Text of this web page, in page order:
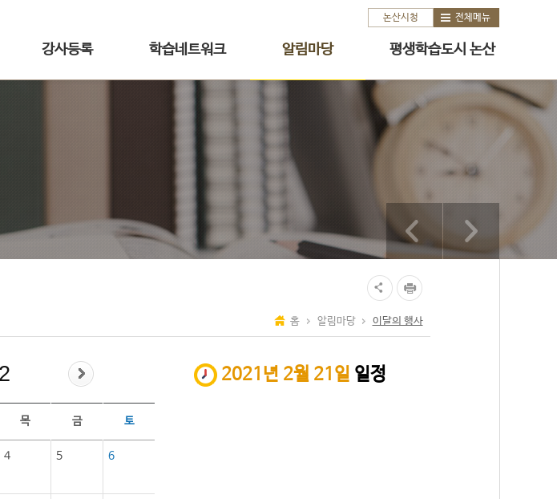
논산시청 전체메뉴
강사등록 학습네트워크 알림마당 평생학습도시 논산
홈 알림마당 이달의 행사
목 금 토
4 5 6
2021년 2월 21일 일정